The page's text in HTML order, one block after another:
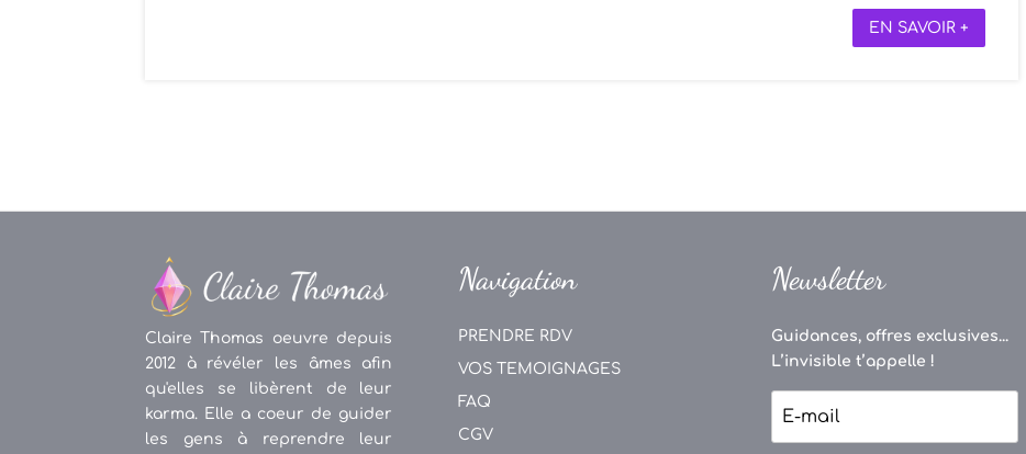
EN SAVOIR +
Claire Thomas oeuvre depuis
2012 à révéler les âmes afin
qu'elles se libèrent de leur
karma. Elle a coeur de guider
les gens à reprendre leur
Navigation
PRENDRE RDV
VOS TEMOIGNAGES
FAQ
CGV
Newsletter
Guidances, offres exclusives...
L’invisible t’appelle !